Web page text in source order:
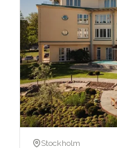
Stockholm